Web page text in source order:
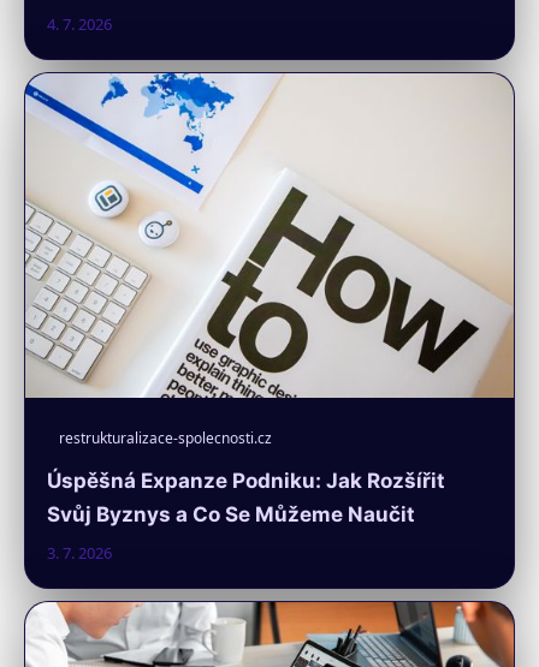
4. 7. 2026
restrukturalizace-spolecnosti.cz
Úspěšná Expanze Podniku: Jak Rozšířit
Svůj Byznys a Co Se Můžeme Naučit
3. 7. 2026